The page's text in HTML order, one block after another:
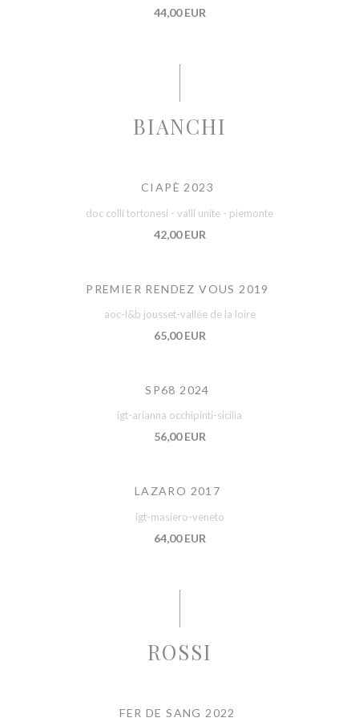
44,00 EUR
BIANCHI
CIAPÈ 2023
doc colli tortonesi - valli unite - piemonte
42,00 EUR
PREMIER RENDEZ VOUS 2019
aoc-l&b jousset-vallée de la loire
65,00 EUR
SP68 2024
igt-arianna occhipinti-sicilia
56,00 EUR
LAZARO 2017
igt-masiero-veneto
64,00 EUR
ROSSI
FER DE SANG 2022